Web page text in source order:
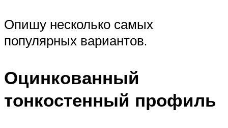
Опишу несколько самых
популярных вариантов.
Оцинкованный
тонкостенный профиль